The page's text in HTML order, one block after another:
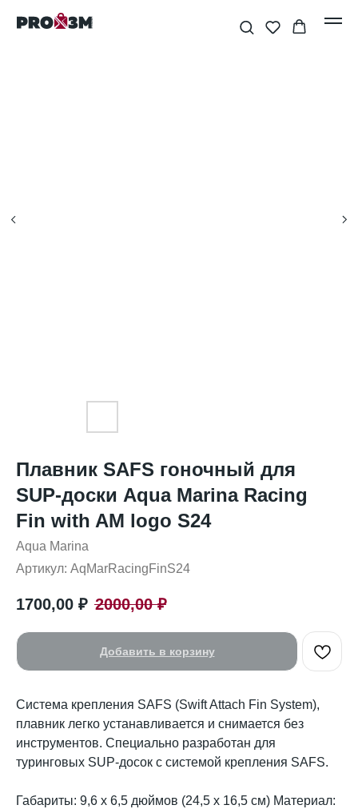
Плавник SAFS гоночный для
SUP-доски Aqua Marina Racing
Fin with AM logo S24
Aqua Marina
Артикул: AqMarRacingFinS24
1700,00 ₽ 2000,00 ₽
Добавить в корзину
Система крепления SAFS (Swift Attach Fin System),
плавник легко устанавливается и снимается без
инструментов. Специально разработан для
туринговых SUP-досок с системой крепления SAFS.
Габариты: 9,6 x 6,5 дюймов (24,5 x 16,5 см) Материал: